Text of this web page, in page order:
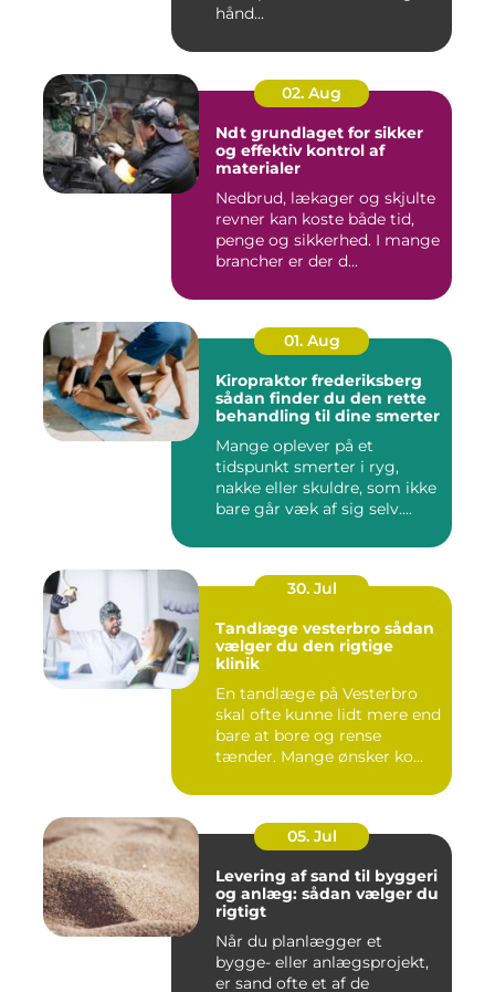
hånd...
02. Aug
Ndt grundlaget for sikker
og effektiv kontrol af
materialer
Nedbrud, lækager og skjulte
revner kan koste både tid,
penge og sikkerhed. I mange
brancher er der d...
01. Aug
Kiropraktor frederiksberg
sådan finder du den rette
behandling til dine smerter
Mange oplever på et
tidspunkt smerter i ryg,
nakke eller skuldre, som ikke
bare går væk af sig selv....
30. Jul
Tandlæge vesterbro sådan
vælger du den rigtige
klinik
En tandlæge på Vesterbro
skal ofte kunne lidt mere end
bare at bore og rense
tænder. Mange ønsker ko...
05. Jul
Levering af sand til byggeri
og anlæg: sådan vælger du
rigtigt
Når du planlægger et
bygge- eller anlægsprojekt,
er sand ofte et af de